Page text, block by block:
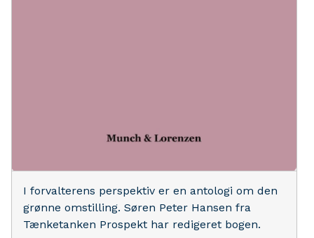
I forvalterens perspektiv er en antologi om den
grønne omstilling. Søren Peter Hansen fra
Tænketanken Prospekt har redigeret bogen.